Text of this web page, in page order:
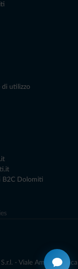
di utilizzo
B2C Dolomiti
- Viale Amedeo Duca